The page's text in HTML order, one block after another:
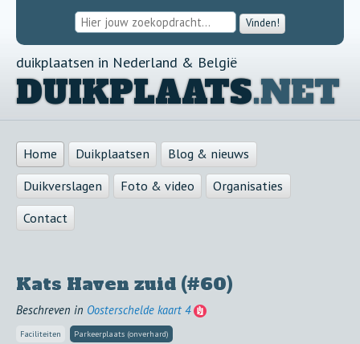
Vinden!
duikplaatsen in Nederland & België
DUIKPLAATS.NET
Home Duikplaatsen
Blog & nieuws
Duikverslagen
Foto & video
Organisaties
Contact
Kats Haven zuid (#60)
Beschreven in Oosterschelde kaart 4
Faciliteiten Parkeerplaats (onverhard)